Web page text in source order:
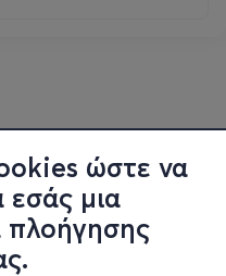
ώστε να
εσάς μια
πλοήγησης